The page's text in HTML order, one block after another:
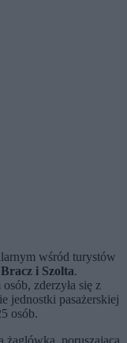
wśród turystów
i Szolta.
zderzyła się z
jednostki pasażerskiej
osób.